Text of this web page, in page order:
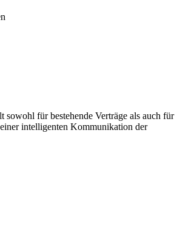
für bestehende Verträge als auch für
intelligenten Kommunikation der